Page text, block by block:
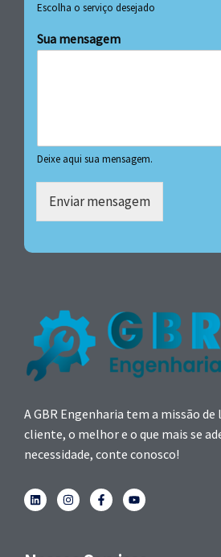
Escolha o serviço desejado
Sua mensagem
Deixe aqui sua mensagem.
Enviar mensagem
A GBR Engenharia tem a missão de
cliente, o melhor e o que mais se
necessidade, conte conosco!